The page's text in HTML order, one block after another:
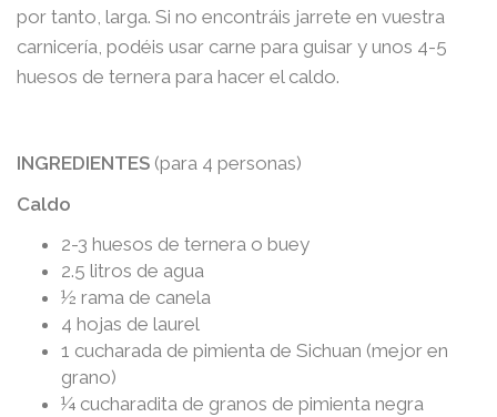
por tanto, larga. Si no encontráis jarrete en vuestra
carnicería, podéis usar carne para guisar y unos 4-5
huesos de ternera para hacer el caldo.
INGREDIENTES (para 4 personas)
Caldo
2-3 huesos de ternera o buey
2.5 litros de agua
½ rama de canela
4 hojas de laurel
1 cucharada de pimienta de Sichuan (mejor en
grano)
¼ cucharadita de granos de pimienta negra